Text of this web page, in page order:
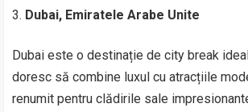
Dubai, Emiratele Arabe Unite
Dubai este o destinație de city break
doresc să combine luxul cu atracțiile
renumit pentru clădirile sale